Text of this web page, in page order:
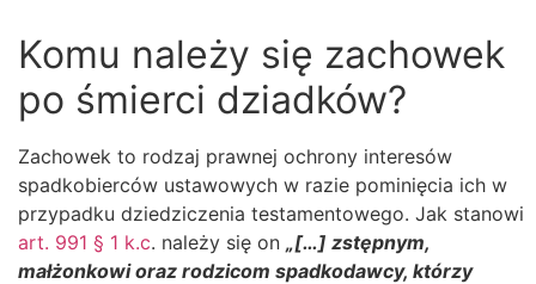
Komu należy się zachowek
po śmierci dziadków?
Zachowek to rodzaj prawnej ochrony interesów
spadkobierców ustawowych w razie pominięcia ich w
przypadku dziedziczenia testamentowego. Jak stanowi
art. 991 § 1 k.c. należy się on „[…] zstępnym,
małżonkowi oraz rodzicom spadkodawcy, którzy